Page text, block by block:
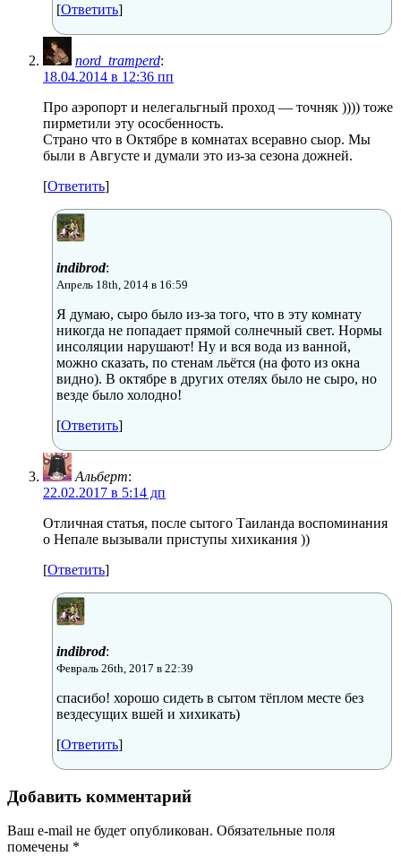
[Ответить]
nord_tramperd:
18.04.2014 в 12:36 пп
Про аэропорт и нелегальгный проход — точняк )))) тоже
пирметили эту ососбенность.
Страно что в Октябре в комнатах всеравно сыор. Мы
были в Августе и думали это из-за сезона дожней.
[Ответить]
indibrod:
Апрель 18th, 2014 в 16:59
Я думаю, сыро было из-за того, что в эту комнату
никогда не попадает прямой солнечный свет. Нормы
инсоляции нарушают! Ну и вся вода из ванной,
можно сказать, по стенам льётся (на фото из окна
видно). В октябре в других отелях было не сыро, но
везде было холодно!
[Ответить]
Альберт:
22.02.2017 в 5:14 дп
Отличная статья, после сытого Таиланда воспоминания
о Непале вызывали приступы хихикания ))
[Ответить]
indibrod:
Февраль 26th, 2017 в 22:39
спасибо! хорошо сидеть в сытом тёплом месте без
вездесущих вшей и хихикать)
[Ответить]
Добавить комментарий
Ваш e-mail не будет опубликован. Обязательные поля
помечены *